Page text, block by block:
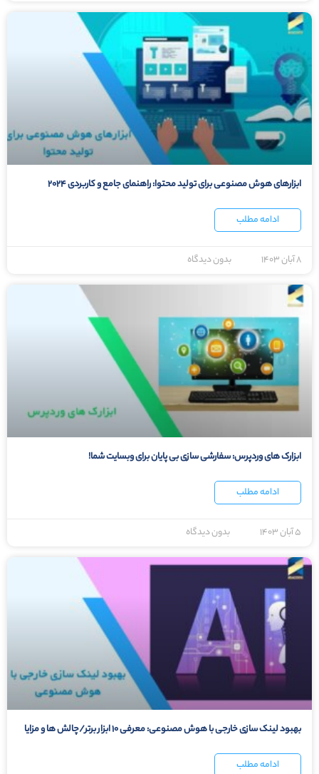
ابزارهای هوش مصنوعی برای تولید محتوا: راهنمای جامع و کاربردی ۲۰۲۴
ادامه مطلب
۸ آبان ۱۴۰۳ بدون دیدگاه
ابزارک های وردپرس: سفارشی سازی بی پایان برای وبسایت شما!
ادامه مطلب
۵ آبان ۱۴۰۳ بدون دیدگاه
بهبود لینک سازی خارجی با هوش مصنوعی: معرفی ۱۰ ابزار برتر/چالش ها و مزایا
ادامه مطلب